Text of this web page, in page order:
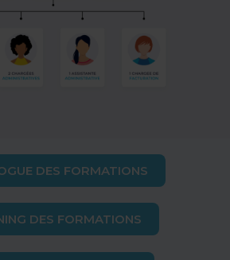
DES FORMATIONS
DES FORMATIONS